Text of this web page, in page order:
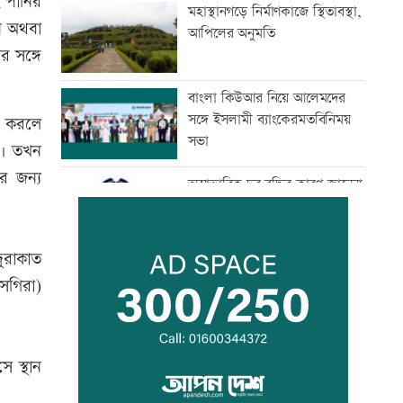
অথবা
সঙ্গে
করলে
তখন
জন্য
স্থান
মহাস্থানগড়ে নির্মাণকাজে স্থিতাবস্থা,
আপিলের অনুমতি
বাংলা কিউআর নিয়ে আলেমদের
সঙ্গে ইসলামী ব্যাংকেরমতবিনিময়
সভা
অস্বাভাবিক দর বৃদ্ধির কারণ জানেনা
রাষ্ট্রপতি নির্বাচনে বিএনপির ২
মনোনয়নপত্র সংগ্রহ